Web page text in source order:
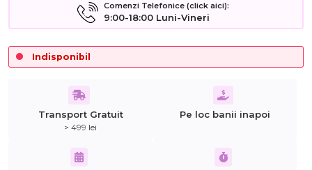
Comenzi Telefonice (click aici):
9:00-18:00 Luni-Vineri
Indisponibil
Transport Gratuit
> 499 lei
Pe loc banii inapoi